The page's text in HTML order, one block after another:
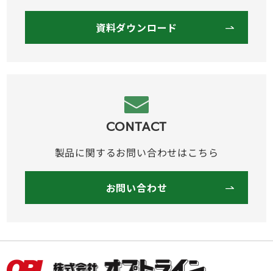
資料ダウンロード
CONTACT
製品に関するお問い合わせはこちら
お問い合わせ